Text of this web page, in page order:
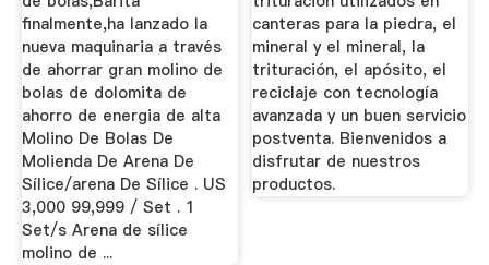
finalmente,ha lanzado la
nueva maquinaria a través
de ahorrar gran molino de
bolas de dolomita de
ahorro de energia de alta
Molino De Bolas De
Molienda De Arena De
Sílice/arena De Sílice . US
3,000 99,999 / Set . 1
Set/s Arena de sílice
molino de ...
canteras para la piedra, el
mineral y el mineral, la
trituración, el apósito, el
reciclaje con tecnología
avanzada y un buen servicio
postventa. Bienvenidos a
disfrutar de nuestros
productos.